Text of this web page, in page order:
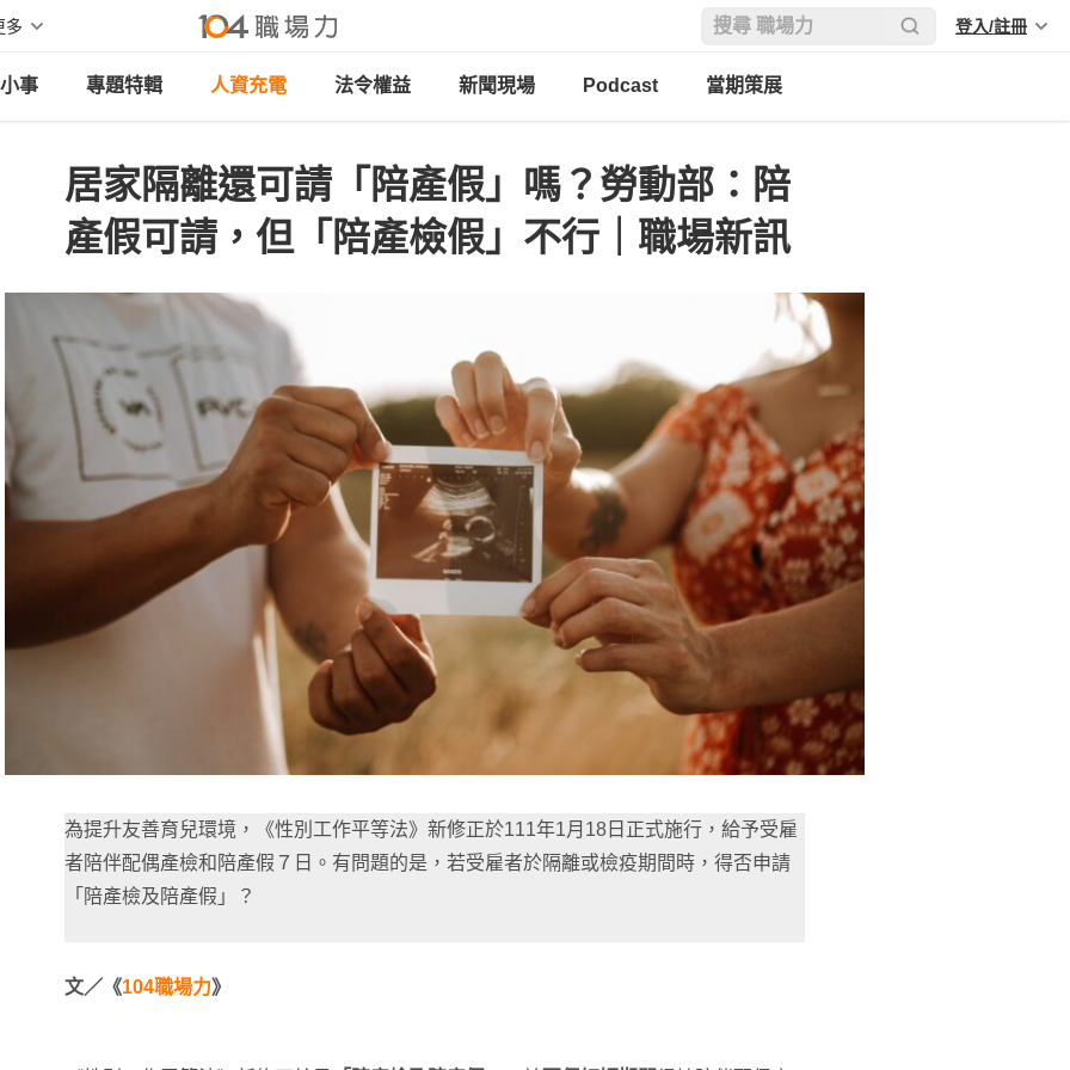
多 登入/註冊
事 專題特輯 人資充電 法令權益 新聞現場 Podcast 當期策展
居家隔離還可請「陪產假」嗎？勞動部：陪
產假可請，但「陪產檢假」不行｜職場新訊
為提升友善育兒環境，《性別工作平等法》新修正於111年1月18日正式施行，給予受雇
者陪伴配偶產檢和陪產假７日。有問題的是，若受雇者於隔離或檢疫期間時，得否申請
「陪產檢及陪產假」？
文／《104職場力》